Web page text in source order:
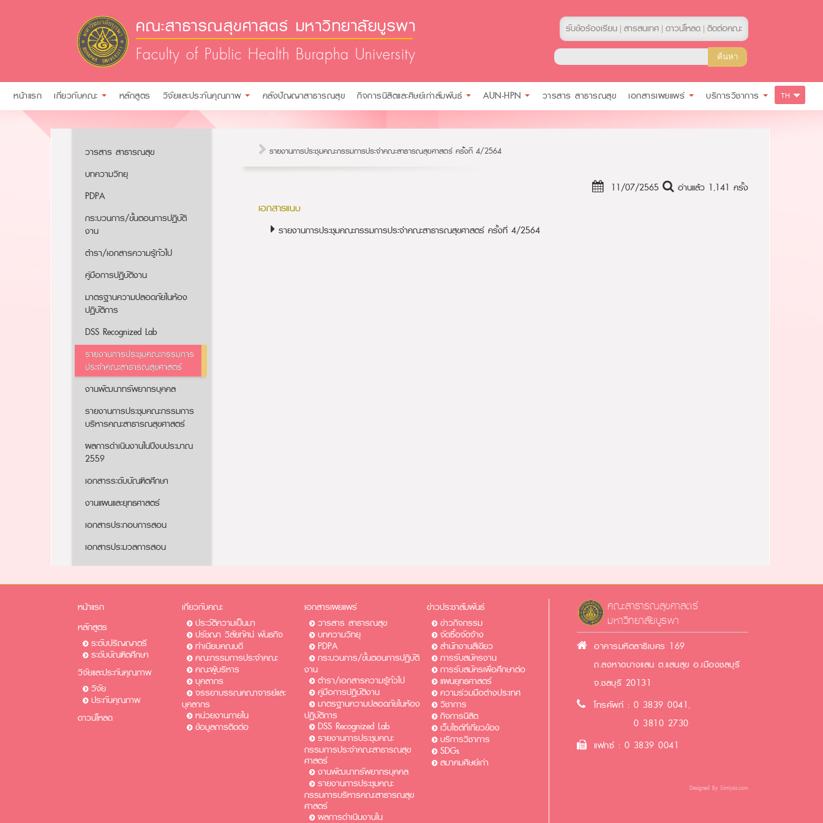
คณะสาธารณสุขศาสตร์ มหาวิทยาลัยบูรพา
Faculty of Public Health Burapha University
รับข้อร้องเรียน สารสนเทศ ดาวน์โหลด ติดต่อคณะ
หน้าแรก เกี่ยวกับคณะ หลักสูตร วิจัยและประกันคุณภาพ คลังปัญญาสาธารณสุข กิจการนิสิตและศิษย์เก่าสัมพันธ์ AUN-HPN วารสาร สาธารณสุข เอกสารเผยแพร่ บริการวิชาการ TH
วารสาร สาธารณสุข
บทความวิทยุ
PDPA
กระบวนการ/ขั้นตอนการปฏิบัติ
งาน
ตำรา/เอกสารความรู้ทั่วไป
คู่มือการปฏิบัติงาน
มาตรฐานความปลอดภัยในห้อง
ปฏิบัติการ
DSS Recognized Lab
รายงานการประชุมคณะกรรมการ
ประจำคณะสาธารณสุขศาสตร์
งานพัฒนาทรัพยากรบุคคล
รายงานการประชุมคณะกรรมการ
บริหารคณะสาธารณสุขศาสตร์
ผลการดำเนินงานในปีงบประมาณ
2559
เอกสารระดับบัณฑิตศึกษา
งานแผนและยุทธศาสตร์
เอกสารประกอบการสอน
เอกสารประมวลการสอน
รายงานการประชุมคณะกรรมการประจำคณะสาธารณสุขศาสตร์ ครั้งที่ 4/2564
11/07/2565 อ่านแล้ว 1,141 ครั้ง
เอกสารแนบ
รายงานการประชุมคณะกรรมการประจำคณะสาธารณสุขศาสตร์ ครั้งที่ 4/2564
หน้าแรก
หลักสูตร
ระดับปริญญาตรี
ระดับบัณฑิตศึกษา
วิจัยและประกันคุณภาพ
วิจัย
ประกันคุณภาพ
ดาวน์โหลด
เกี่ยวกับคณะ
ประวัติความเป็นมา
ปรัชญา วิสัยทัศน์ พันธกิจ
ทำเนียบคณบดี
คณะกรรมการประจำคณะ
คณะผู้บริหาร
บุคลากร
จรรยาบรรณคณาจารย์และ
บุคลากร
หน่วยงานภายใน
ข้อมูลการติดต่อ
เอกสารเผยแพร่
วารสาร สาธารณสุข
บทความวิทยุ
PDPA
กระบวนการ/ขั้นตอนการปฏิบัติ
งาน
ตำรา/เอกสารความรู้ทั่วไป
คู่มือการปฏิบัติงาน
มาตรฐานความปลอดภัยในห้อง
ปฏิบัติการ
DSS Recognized Lab
รายงานการประชุมคณะ
กรรมการประจำคณะสาธารณสุข
ศาสตร์
งานพัฒนาทรัพยากรบุคคล
รายงานการประชุมคณะ
กรรมการบริหารคณะสาธารณสุข
ศาสตร์
ผลการดำเนินงานใน
ข่าวประชาสัมพันธ์
ข่าวกิจกรรม
จัดซื้อจัดจ้าง
สำนักงานสีเขียว
การรับสมัครงาน​​
การรับสมัครเพื่อศึกษาต่อ​
แผนยุทธศาสตร์
ความร่วมมือต่างประเทศ
วิชาการ
กิจการนิสิต
เว็บไซต์ที่เกี่ยวข้อง
บริการวิชาการ
SDGs
สมาคมศิษย์เก่า
คณะสาธารณสุขศาสตร์
มหาวิทยาลัยบูรพา
อาคารมหิตลาธิเบศร 169
ถ.ลงหาดบางแสน ต.แสนสุข อ.เมืองชลบุรี
จ.ชลบุรี 20131
โทรศัพท์ : 0 3839 0041,
0 3810 2730
แฟกซ์ : 0 3839 0041
Designed By Simlysis.com